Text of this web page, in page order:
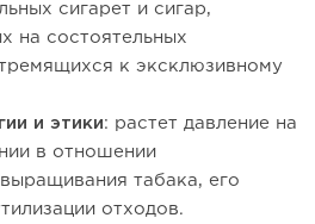
сигарет и сигар,
на состоятельных
к эксклюзивному
и этики: растет давление на
в отношении
табака, его
отходов.